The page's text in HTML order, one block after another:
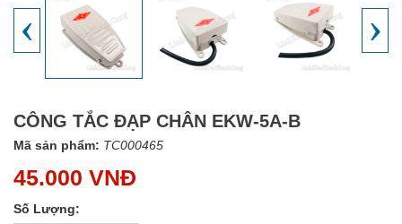
‹ ›
CÔNG TẮC ĐẠP CHÂN EKW-5A-B
Mã sản phẩm: TC000465
45.000 VNĐ
Số Lượng: